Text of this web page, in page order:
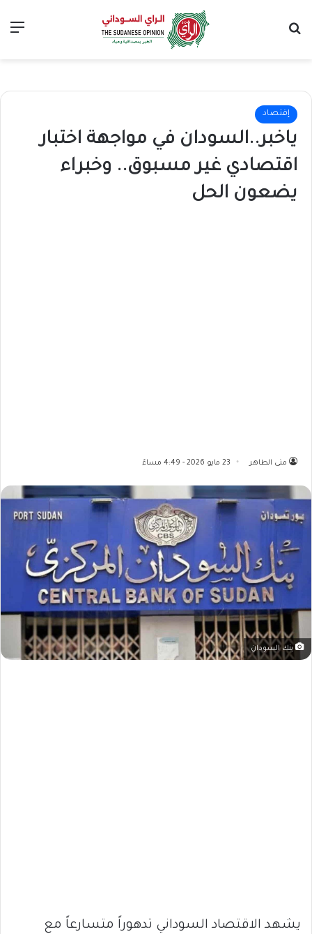
إقتصاد
ياخبر..السودان في مواجهة اختبار
اقتصادي غير مسبوق.. وخبراء
يضعون الحل
منى الطاهر 23 مايو 2026 - 4:49 مساءً
بنك السودان
يشهد الاقتصاد السوداني تدهوراً متسارعاً مع